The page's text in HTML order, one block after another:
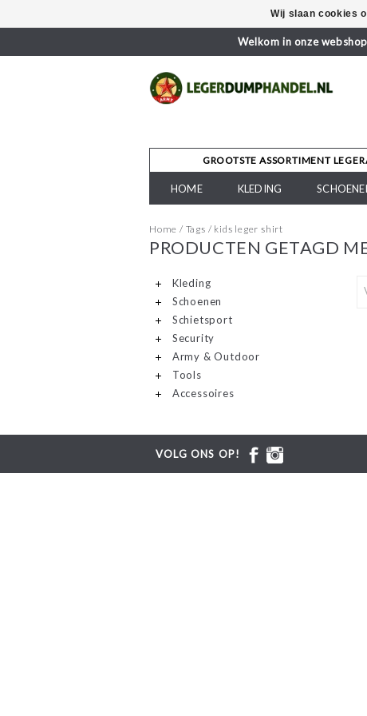
Welkom in onze
GROOTSTE ASSORTIMENT
HOME KLEDING
Home / Tags / kids leger shirt
PRODUCTEN GETAGD
Kleding
Schoenen
Schietsport
Security
Army & Outdoor
Tools
Accessoires
VOLG ONS OP!
Wij slaan cookies